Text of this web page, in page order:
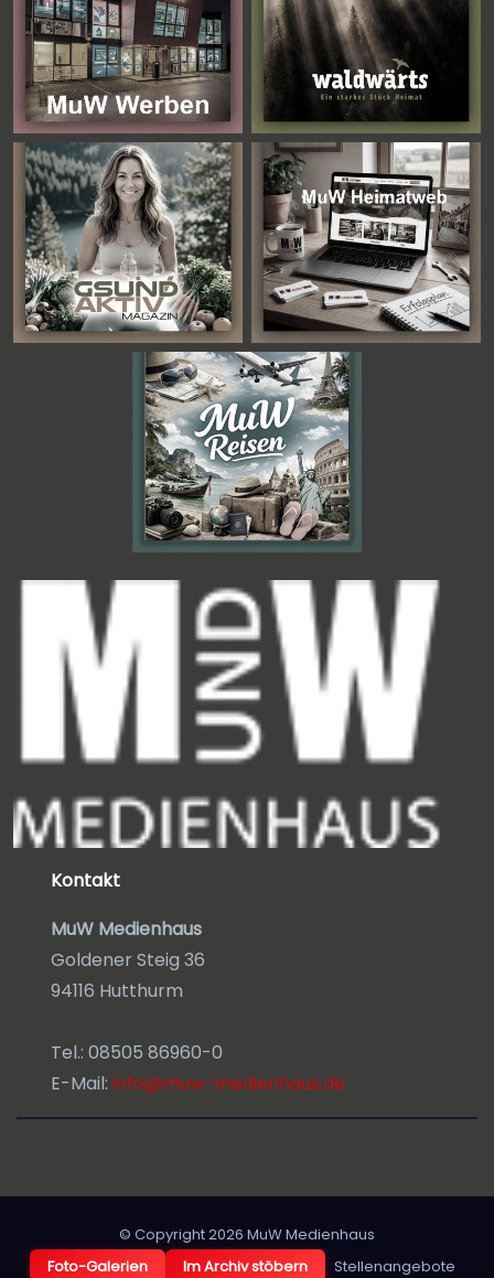
Kontakt
MuW Medienhaus
Goldener Steig 36
94116 Hutthurm
Tel.: 08505 86960-0
E-Mail: info@muw-medienhaus.de
© Copyright 2026 MuW Medienhaus
Foto-Galerien
Im Archiv stöbern Stellenangebote